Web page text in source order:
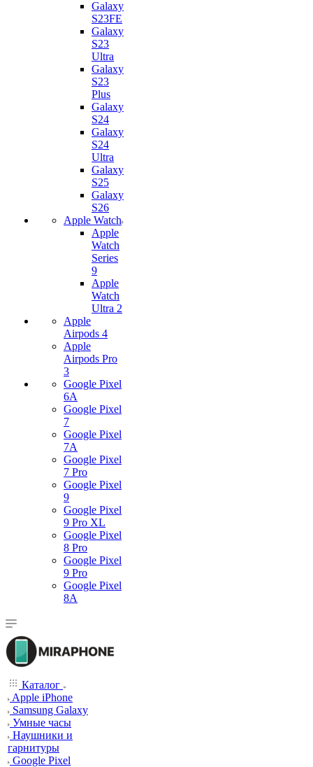
Galaxy
S23FE
Galaxy
S23
Ultra
Galaxy
S23
Plus
Galaxy
S24
Galaxy
S24
Ultra
Galaxy
S25
Galaxy
S26
Apple Watch
Apple
Watch
Series
9
Apple
Watch
Ultra 2
Apple
Airpods 4
Apple
Airpods Pro
3
Google Pixel
6A
Google Pixel
7
Google Pixel
7А
Google Pixel
7 Pro
Google Pixel
9
Google Pixel
9 Pro XL
Google Pixel
8 Pro
Google Pixel
9 Pro
Google Pixel
8A
Каталог
Apple iPhone
Samsung Galaxy
Умные часы
Наушники и
гарнитуры
Google Pixel